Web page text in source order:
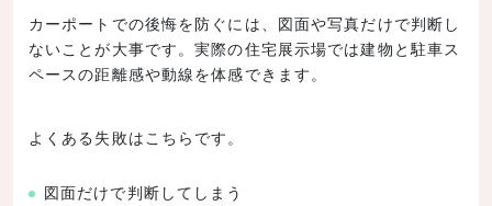
カーポートでの後悔を防ぐには、図面や写真だけで判断し
ないことが大事です。実際の住宅展示場では建物と駐車ス
ペースの距離感や動線を体感できます。
よくある失敗はこちらです。
図面だけで判断してしまう